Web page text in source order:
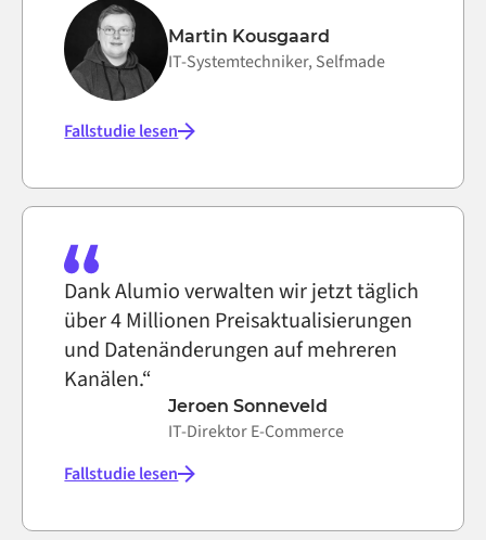
Martin Kousgaard
IT-Systemtechniker, Selfmade
Fallstudie lesen
Dank Alumio verwalten wir jetzt täglich
über 4 Millionen Preisaktualisierungen
und Datenänderungen auf mehreren
Kanälen.“
Jeroen Sonneveld
IT-Direktor E-Commerce
Fallstudie lesen